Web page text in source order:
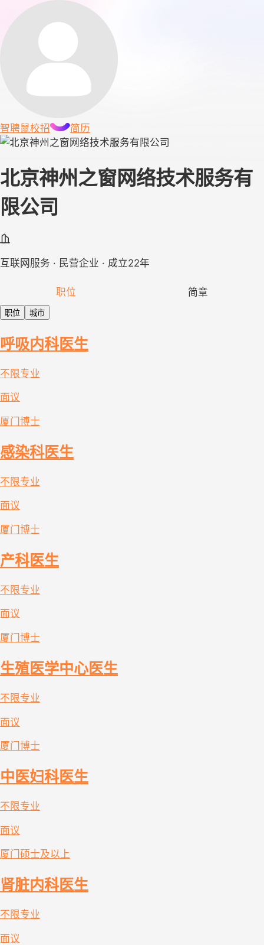
智聘鼠校招 简历
北京神州之窗网络技术服务有
限公司
互联网服务 · 民营企业 · 成立22年
职位 简章
职位 城市
呼吸内科医生
不限专业
面议
厦门博士
感染科医生
不限专业
面议
厦门博士
产科医生
不限专业
面议
厦门博士
生殖医学中心医生
不限专业
面议
厦门博士
中医妇科医生
不限专业
面议
厦门硕士及以上
肾脏内科医生
不限专业
面议